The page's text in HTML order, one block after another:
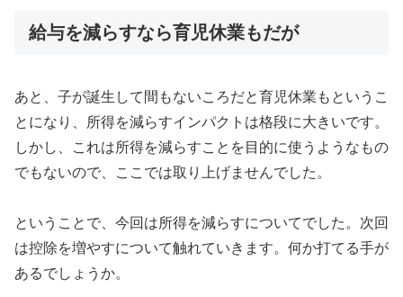
給与を減らすなら育児休業もだが
あと、子が誕生して間もないころだと育児休業もというこ
とになり、所得を減らすインパクトは格段に大きいです。
しかし、これは所得を減らすことを目的に使うようなもの
でもないので、ここでは取り上げませんでした。
ということで、今回は所得を減らすについてでした。次回
は控除を増やすについて触れていきます。何か打てる手が
あるでしょうか。